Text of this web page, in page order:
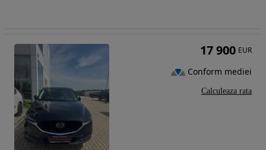
17 900 EUR
Conform mediei
Calculeaza rata